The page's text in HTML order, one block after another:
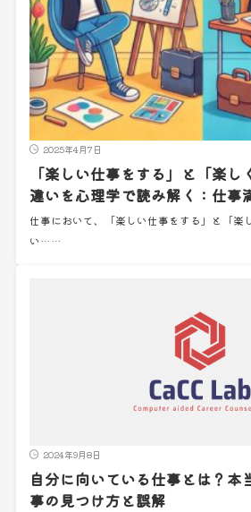
2025年4月7日
「楽しい仕事をする」と「楽し
違いを心理学で読み解く：仕事
仕事において、「楽しい仕事をする」と「楽
い……
2024年9月8日
自分に向いている仕事とは？本
事の見つけ方と誤解